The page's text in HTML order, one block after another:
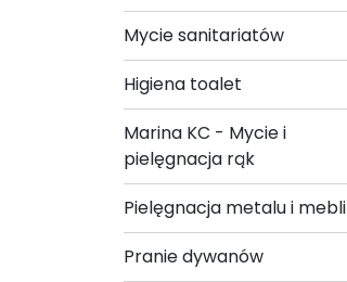
Mycie sanitariatów
Higiena toalet
Marina KC - Mycie i
pielęgnacja rąk
Pielęgnacja metalu i mebli
Pranie dywanów